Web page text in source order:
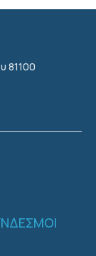
81100